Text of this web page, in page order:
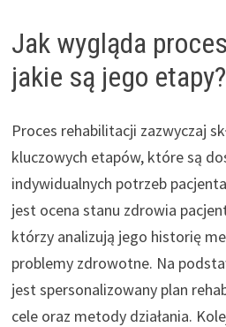
Jak wygląda
jakie są jego etapy?
Proces rehabilitacji zazwyczaj
kluczowych etapów, które są
indywidualnych potrzeb
jest ocena stanu zdrowia
którzy analizują jego historię
problemy zdrowotne. Na
jest spersonalizowany plan
cele oraz metody działania.